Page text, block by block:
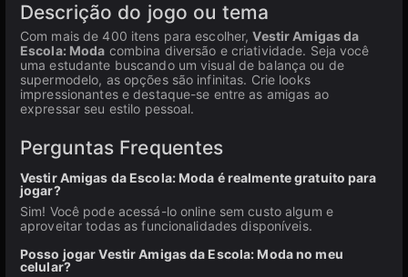
Descrição do jogo ou tema
Com mais de 400 itens para escolher,Vestir Amigas da
Escola: Moda combina diversão e criatividade. Seja você
uma estudante buscando um visual de balança ou de
supermodelo, as opções são infinitas. Crie looks
impressionantes e destaque-se entre as amigas ao
expressar seu estilo pessoal.
Perguntas Frequentes
Vestir Amigas da Escola: Moda é realmente gratuito para
jogar?
Sim! Você pode acessá-lo online sem custo algum e
aproveitar todas as funcionalidades disponíveis.
Posso jogar Vestir Amigas da Escola: Moda no meu
celular?